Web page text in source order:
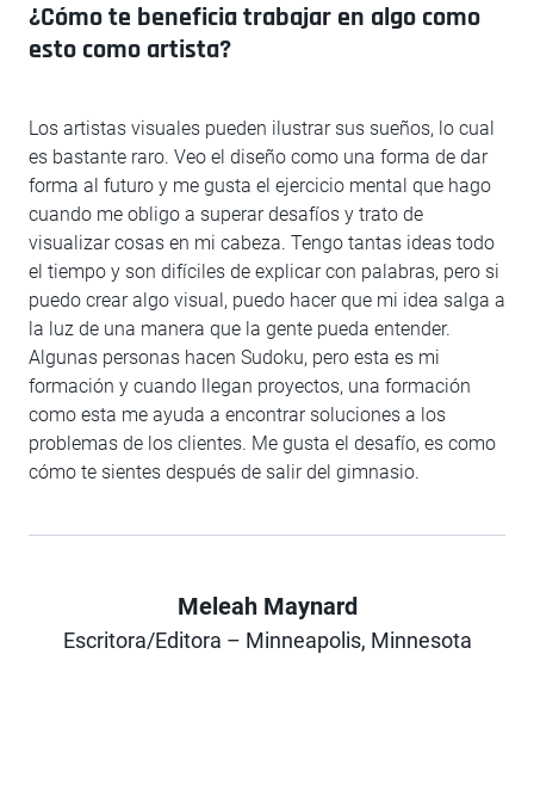
¿Cómo te beneficia trabajar en algo como
esto como artista?
Los artistas visuales pueden ilustrar sus sueños, lo cual
es bastante raro. Veo el diseño como una forma de dar
forma al futuro y me gusta el ejercicio mental que hago
cuando me obligo a superar desafíos y trato de
visualizar cosas en mi cabeza. Tengo tantas ideas todo
el tiempo y son difíciles de explicar con palabras, pero si
puedo crear algo visual, puedo hacer que mi idea salga a
la luz de una manera que la gente pueda entender.
Algunas personas hacen Sudoku, pero esta es mi
formación y cuando llegan proyectos, una formación
como esta me ayuda a encontrar soluciones a los
problemas de los clientes. Me gusta el desafío, es como
cómo te sientes después de salir del gimnasio.
Author
Meleah Maynard
Escritora/Editora – Minneapolis, Minnesota